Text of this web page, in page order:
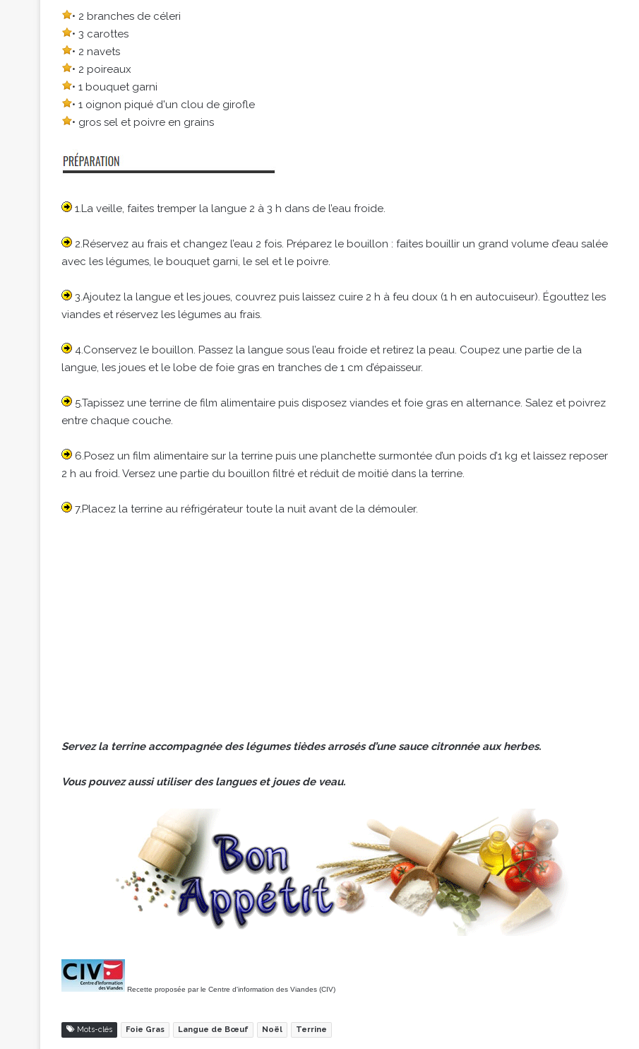
• 2 branches de céleri
• 3 carottes
• 2 navets
• 2 poireaux
• 1 bouquet garni
• 1 oignon piqué d'un clou de girofle
• gros sel et poivre en grains
1.La veille, faites tremper la langue 2 à 3 h dans de l’eau froide.
2.Réservez au frais et changez l’eau 2 fois. Préparez le bouillon : faites bouillir un grand volume d’eau salée
avec les légumes, le bouquet garni, le sel et le poivre.
3.Ajoutez la langue et les joues, couvrez puis laissez cuire 2 h à feu doux (1 h en autocuiseur). Égouttez les
viandes et réservez les légumes au frais.
4.Conservez le bouillon. Passez la langue sous l’eau froide et retirez la peau. Coupez une partie de la
langue, les joues et le lobe de foie gras en tranches de 1 cm d’épaisseur.
5.Tapissez une terrine de film alimentaire puis disposez viandes et foie gras en alternance. Salez et poivrez
entre chaque couche.
6.Posez un film alimentaire sur la terrine puis une planchette surmontée d’un poids d’1 kg et laissez reposer
2 h au froid. Versez une partie du bouillon filtré et réduit de moitié dans la terrine.
7.Placez la terrine au réfrigérateur toute la nuit avant de la démouler.
Servez la terrine accompagnée des légumes tièdes arrosés d’une sauce citronnée aux herbes.
Vous pouvez aussi utiliser des langues et joues de veau.
Recette proposée par le Centre d'information des Viandes (CIV)
Mots-clés Foie Gras Langue de Bœuf Noël Terrine